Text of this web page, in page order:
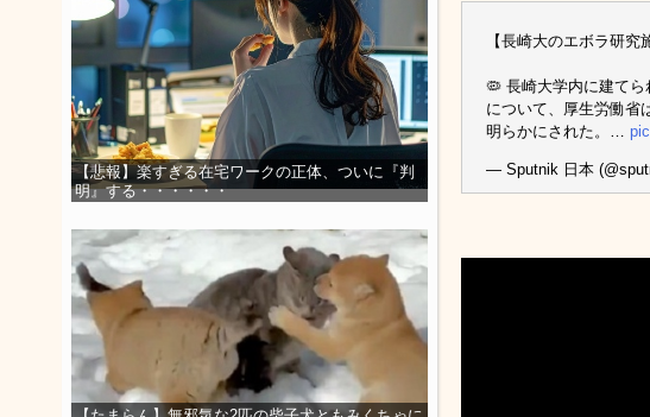
【悲報】楽すぎる在宅ワークの正体、ついに『判
明』する・・・・・・
【長崎大のエボラ研
🦠 長崎大学内に建て
について、厚生労働省
明らかにされた。…
— Sputnik 日本